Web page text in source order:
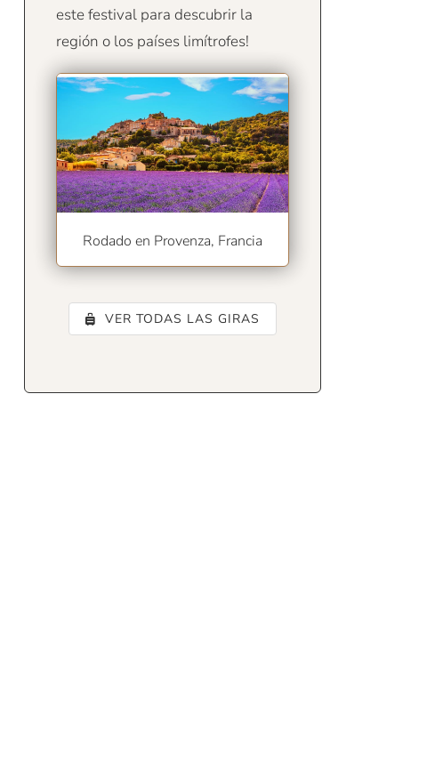
este festival para descubrir la
región o los países limítrofes!
Rodado en Provenza, Francia
VER TODAS LAS GIRAS